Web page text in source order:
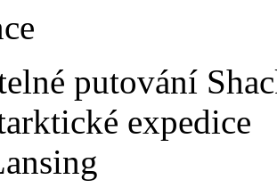
putování
expedice